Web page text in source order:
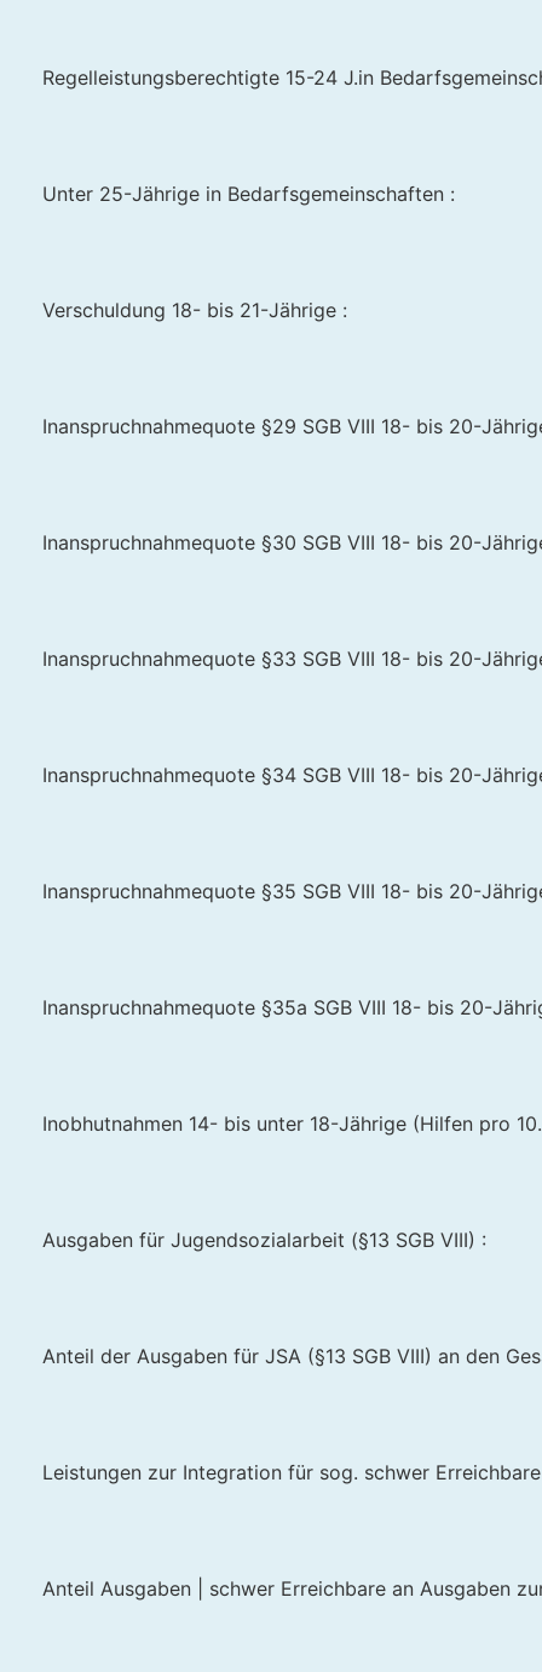
Regelleistungsberechtigte 15-24 J.in
Unter 25-Jährige in Bedarfsgemeinschaften :
Verschuldung 18- bis 21-Jährige :
Inanspruchnahmequote §29 SGB VIII 18- bis 20-
Inanspruchnahmequote §30 SGB VIII 18- bis 20-
Inanspruchnahmequote §33 SGB VIII 18- bis 20-
Inanspruchnahmequote §34 SGB VIII 18- bis 20-
Inanspruchnahmequote §35 SGB VIII 18- bis 20-
Inanspruchnahmequote §35a SGB VIII 18- bis 20-
Inobhutnahmen 14- bis unter 18-Jährige (Hilfen pro
Ausgaben für Jugendsozialarbeit (§13 SGB VIII) :
Anteil der Ausgaben für JSA (§13 SGB VIII) an den
Leistungen zur Integration für sog. schwer Erreichbare
Anteil Ausgaben | schwer Erreichbare an Ausgaben